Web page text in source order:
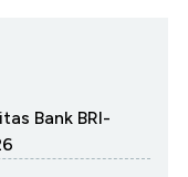
Bank BRI-